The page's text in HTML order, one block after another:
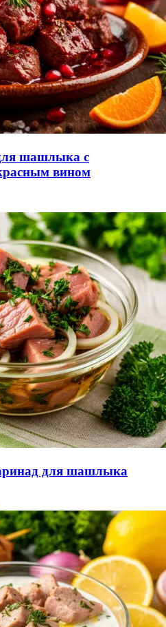
шашлыка с
вином
для шашлыка